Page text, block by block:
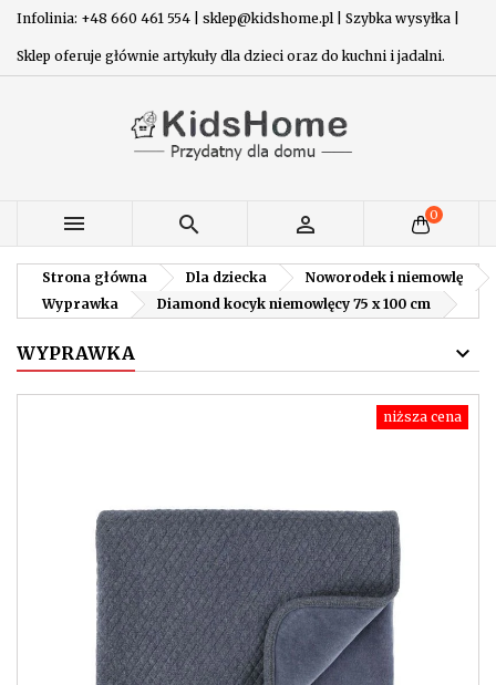
Infolinia: +48 660 461 554 | sklep@kidshome.pl | Szybka wysyłka |
Sklep oferuje głównie artykuły dla dzieci oraz do kuchni i jadalni.
   0
Strona główna Dla dziecka
Noworodek i niemowlę
Wyprawka
Diamond kocyk niemowlęcy 75 x 100 cm
WYPRAWKA
niższa cena